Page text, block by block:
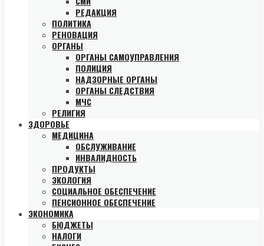
РЕДАКЦИЯ
ПОЛИТИКА
РЕНОВАЦИЯ
ОРГАНЫ
ОРГАНЫ САМОУПРАВЛЕНИЯ
ПОЛИЦИЯ
НАДЗОРНЫЕ ОРГАНЫ
ОРГАНЫ СЛЕДСТВИЯ
МЧС
РЕЛИГИЯ
ЗДОРОВЬЕ
МЕДИЦИНА
ОБСЛУЖИВАНИЕ
ИНВАЛИДНОСТЬ
ПРОДУКТЫ
ЭКОЛОГИЯ
СОЦИАЛЬНОЕ ОБЕСПЕЧЕНИЕ
ПЕНСИОННОЕ ОБЕСПЕЧЕНИЕ
ЭКОНОМИКА
БЮДЖЕТЫ
НАЛОГИ